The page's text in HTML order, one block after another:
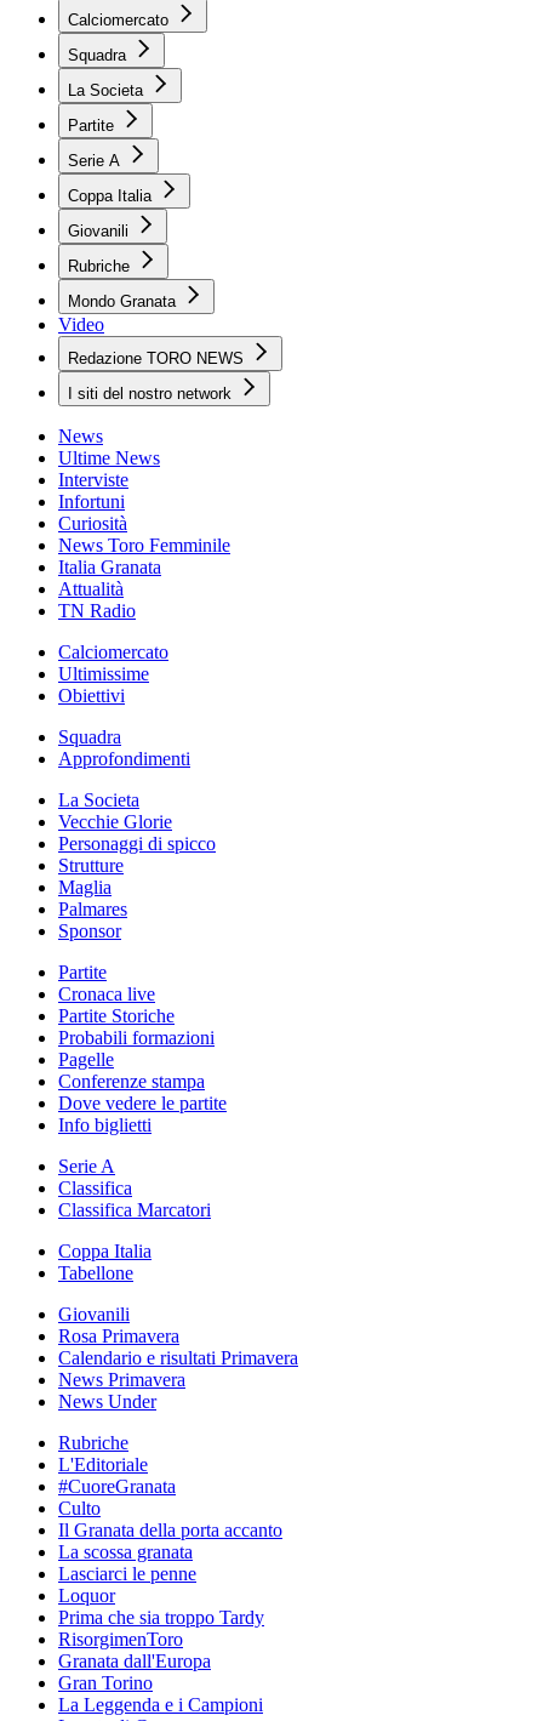
Calciomercato
Squadra
La Societa
Partite
Serie A
Coppa Italia
Giovanili
Rubriche
Mondo Granata
Video
Redazione TORO NEWS
I siti del nostro network
News
Ultime News
Interviste
Infortuni
Curiosità
News Toro Femminile
Italia Granata
Attualità
TN Radio
Calciomercato
Ultimissime
Obiettivi
Squadra
Approfondimenti
La Societa
Vecchie Glorie
Personaggi di spicco
Strutture
Maglia
Palmares
Sponsor
Partite
Cronaca live
Partite Storiche
Probabili formazioni
Pagelle
Conferenze stampa
Dove vedere le partite
Info biglietti
Serie A
Classifica
Classifica Marcatori
Coppa Italia
Tabellone
Giovanili
Rosa Primavera
Calendario e risultati Primavera
News Primavera
News Under
Rubriche
L'Editoriale
#CuoreGranata
Culto
Il Granata della porta accanto
La scossa granata
Lasciarci le penne
Loquor
Prima che sia troppo Tardy
RisorgimenToro
Granata dall'Europa
Gran Torino
La Leggenda e i Campioni